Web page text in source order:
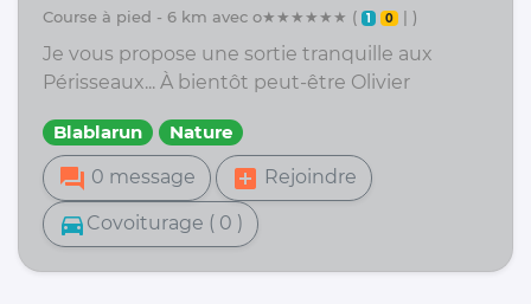
course à pied - 6 km avec o★★★★★★ ( 1 0 | )
Je vous propose une sortie tranquille aux
Périsseaux... À bientôt peut-être Olivier
Blablarun Nature
forum 0 message add_box Rejoindre
directions_car Covoiturage ( 0 )